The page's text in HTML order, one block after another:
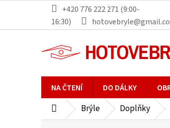
obsah
+420 776 222 271 (9:00-
16:30)
NA ČTENÍ DO DÁLKY
DomůBrýle Doplňky